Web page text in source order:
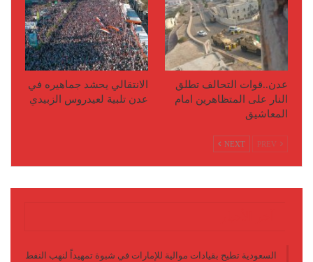
عدن..قوات التحالف تطلق
النار على المتظاهرين امام
المعاشيق
الانتقالي يحشد جماهيره في
عدن تلبية لعيدروس الزبيدي
NEXT
السعودية تطيح بقيادات موالية للإمارات في شبوة تمهيداً لنهب النفط